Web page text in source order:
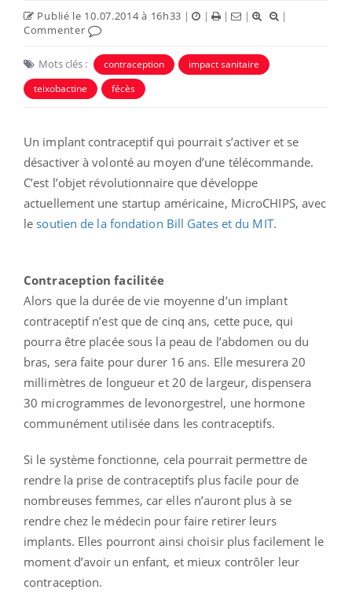
Publié le 10.07.2014 à 16h33 | | | |
|
Commenter
Mots clés : contraception
impact sanitaire
teixobactine
fécès
Un implant contraceptif qui pourrait s’activer et se
désactiver à volonté au moyen d’une télécommande.
C’est l’objet révolutionnaire que développe
actuellement une startup américaine, MicroCHIPS, avec
le soutien de la fondation Bill Gates et du MIT.
Contraception facilitée
Alors que la durée de vie moyenne d’un implant
contraceptif n’est que de cinq ans, cette puce, qui
pourra être placée sous la peau de l’abdomen ou du
bras, sera faite pour durer 16 ans. Elle mesurera 20
millimètres de longueur et 20 de largeur, dispensera
30 microgrammes de levonorgestrel, une hormone
communément utilisée dans les contraceptifs.
Si le système fonctionne, cela pourrait permettre de
rendre la prise de contraceptifs plus facile pour de
nombreuses femmes, car elles n’auront plus à se
rendre chez le médecin pour faire retirer leurs
implants. Elles pourront ainsi choisir plus facilement le
moment d’avoir un enfant, et mieux contrôler leur
contraception.